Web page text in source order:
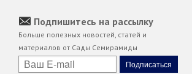
Подпишитесь на рассылку
Больше полезных новостей, статей и
материалов от Сады Семирамиды